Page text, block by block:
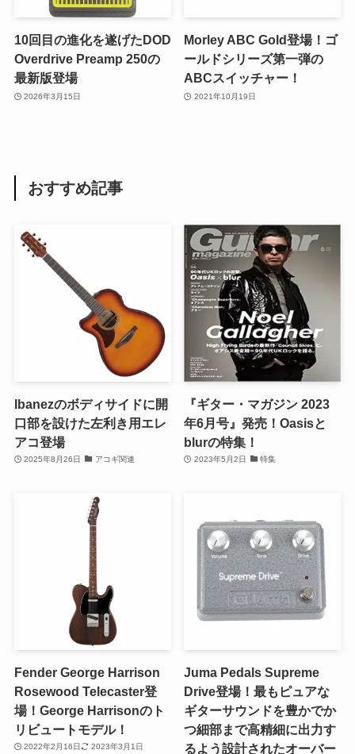
10回目の進化を遂げたDOD
Overdrive Preamp 250の
最新版登場
2026年3月15日
Morley ABC Gold登場！ゴ
ールドシリーズ第一弾の
ABCスイッチャー！
2021年10月19日
おすすめ記事
Ibanezのボディサイドに開
口部を設けた左利き用エレ
アコ登場
2025年8月26日 アコギ関連
『ギター・マガジン 2023
年6月号』発売！Oasisと
blurの特集！
2023年5月2日 特集
Fender George Harrison
Rosewood Telecaster登
場！George Harrisonのト
リビュートモデル！
2022年2月16日
2023年3月1日
Juma Pedals Supreme
Drive登場！最もピュアな
ギターサウンドを豊かでか
つ細部まで高精細に出力す
るよう設計されたオーバー